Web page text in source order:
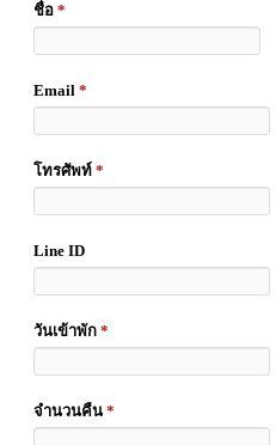
ชื่อ *
Email *
โทรศัพท์ *
Line ID
วันเข้าพัก *
จำนวนคืน *